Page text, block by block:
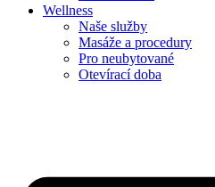
Wellness
Naše služby
Masáže a procedury
Pro neubytované
Otevírací doba